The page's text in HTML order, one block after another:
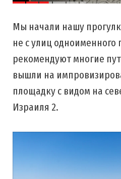
Мы начали нашу
не с улиц одноименного
рекомендуют многие
вышли на
площадку с видом на
Израиля 2.